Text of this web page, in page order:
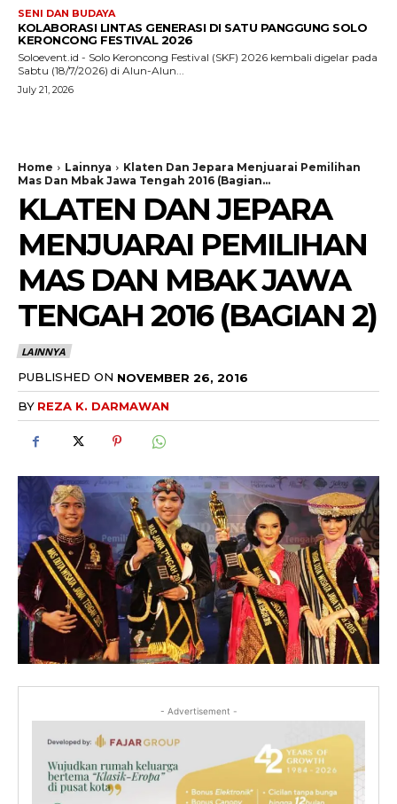
SENI DAN BUDAYA
KOLABORASI LINTAS GENERASI DI SATU PANGGUNG SOLO
KERONCONG FESTIVAL 2026
Soloevent.id - Solo Keroncong Festival (SKF) 2026 kembali digelar pada
Sabtu (18/7/2026) di Alun-Alun...
July 21, 2026